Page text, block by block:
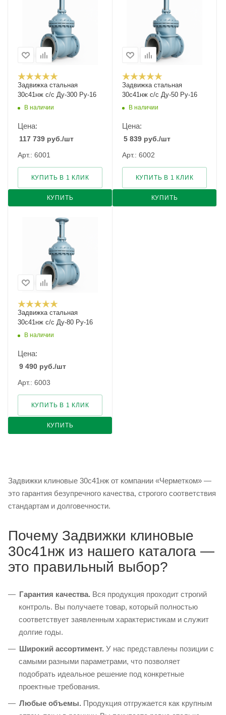
Задвижка стальная
30с41нж с/с Ду-300 Ру-16
В наличии
Цена:
117 739 руб./шт
Арт.: 6001
КУПИТЬ
КУПИТЬ В 1 КЛИК
Задвижка стальная
30с41нж с/с Ду-50 Ру-16
В наличии
Цена:
5 839 руб./шт
Арт.: 6002
КУПИТЬ
КУПИТЬ В 1 КЛИК
Задвижка стальная
30с41нж с/с Ду-80 Ру-16
В наличии
Цена:
9 490 руб./шт
Арт.: 6003
КУПИТЬ
КУПИТЬ В 1 КЛИК
Задвижки клиновые 30с41нж от компании «Черметком» —
это гарантия безупречного качества, строгого соответствия
стандартам и долговечности.
Почему Задвижки клиновые
30с41нж из нашего каталога —
это правильный выбор?
Гарантия качества. Вся продукция проходит строгий
контроль. Вы получаете товар, который полностью
соответствует заявленным характеристикам и служит
долгие годы.
Широкий ассортимент. У нас представлены позиции с
самыми разными параметрами, что позволяет
подобрать идеальное решение под конкретные
проектные требования.
Любые объемы. Продукция отгружается как крупным